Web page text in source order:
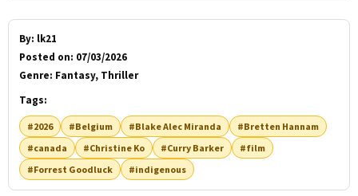
By: lk21
Posted on: 07/03/2026
Genre: Fantasy, Thriller
Tags:
#2026 #Belgium #Blake Alec Miranda
#Bretten Hannam
#canada
#Christine Ko #Curry Barker
#film
#Forrest Goodluck
#indigenous